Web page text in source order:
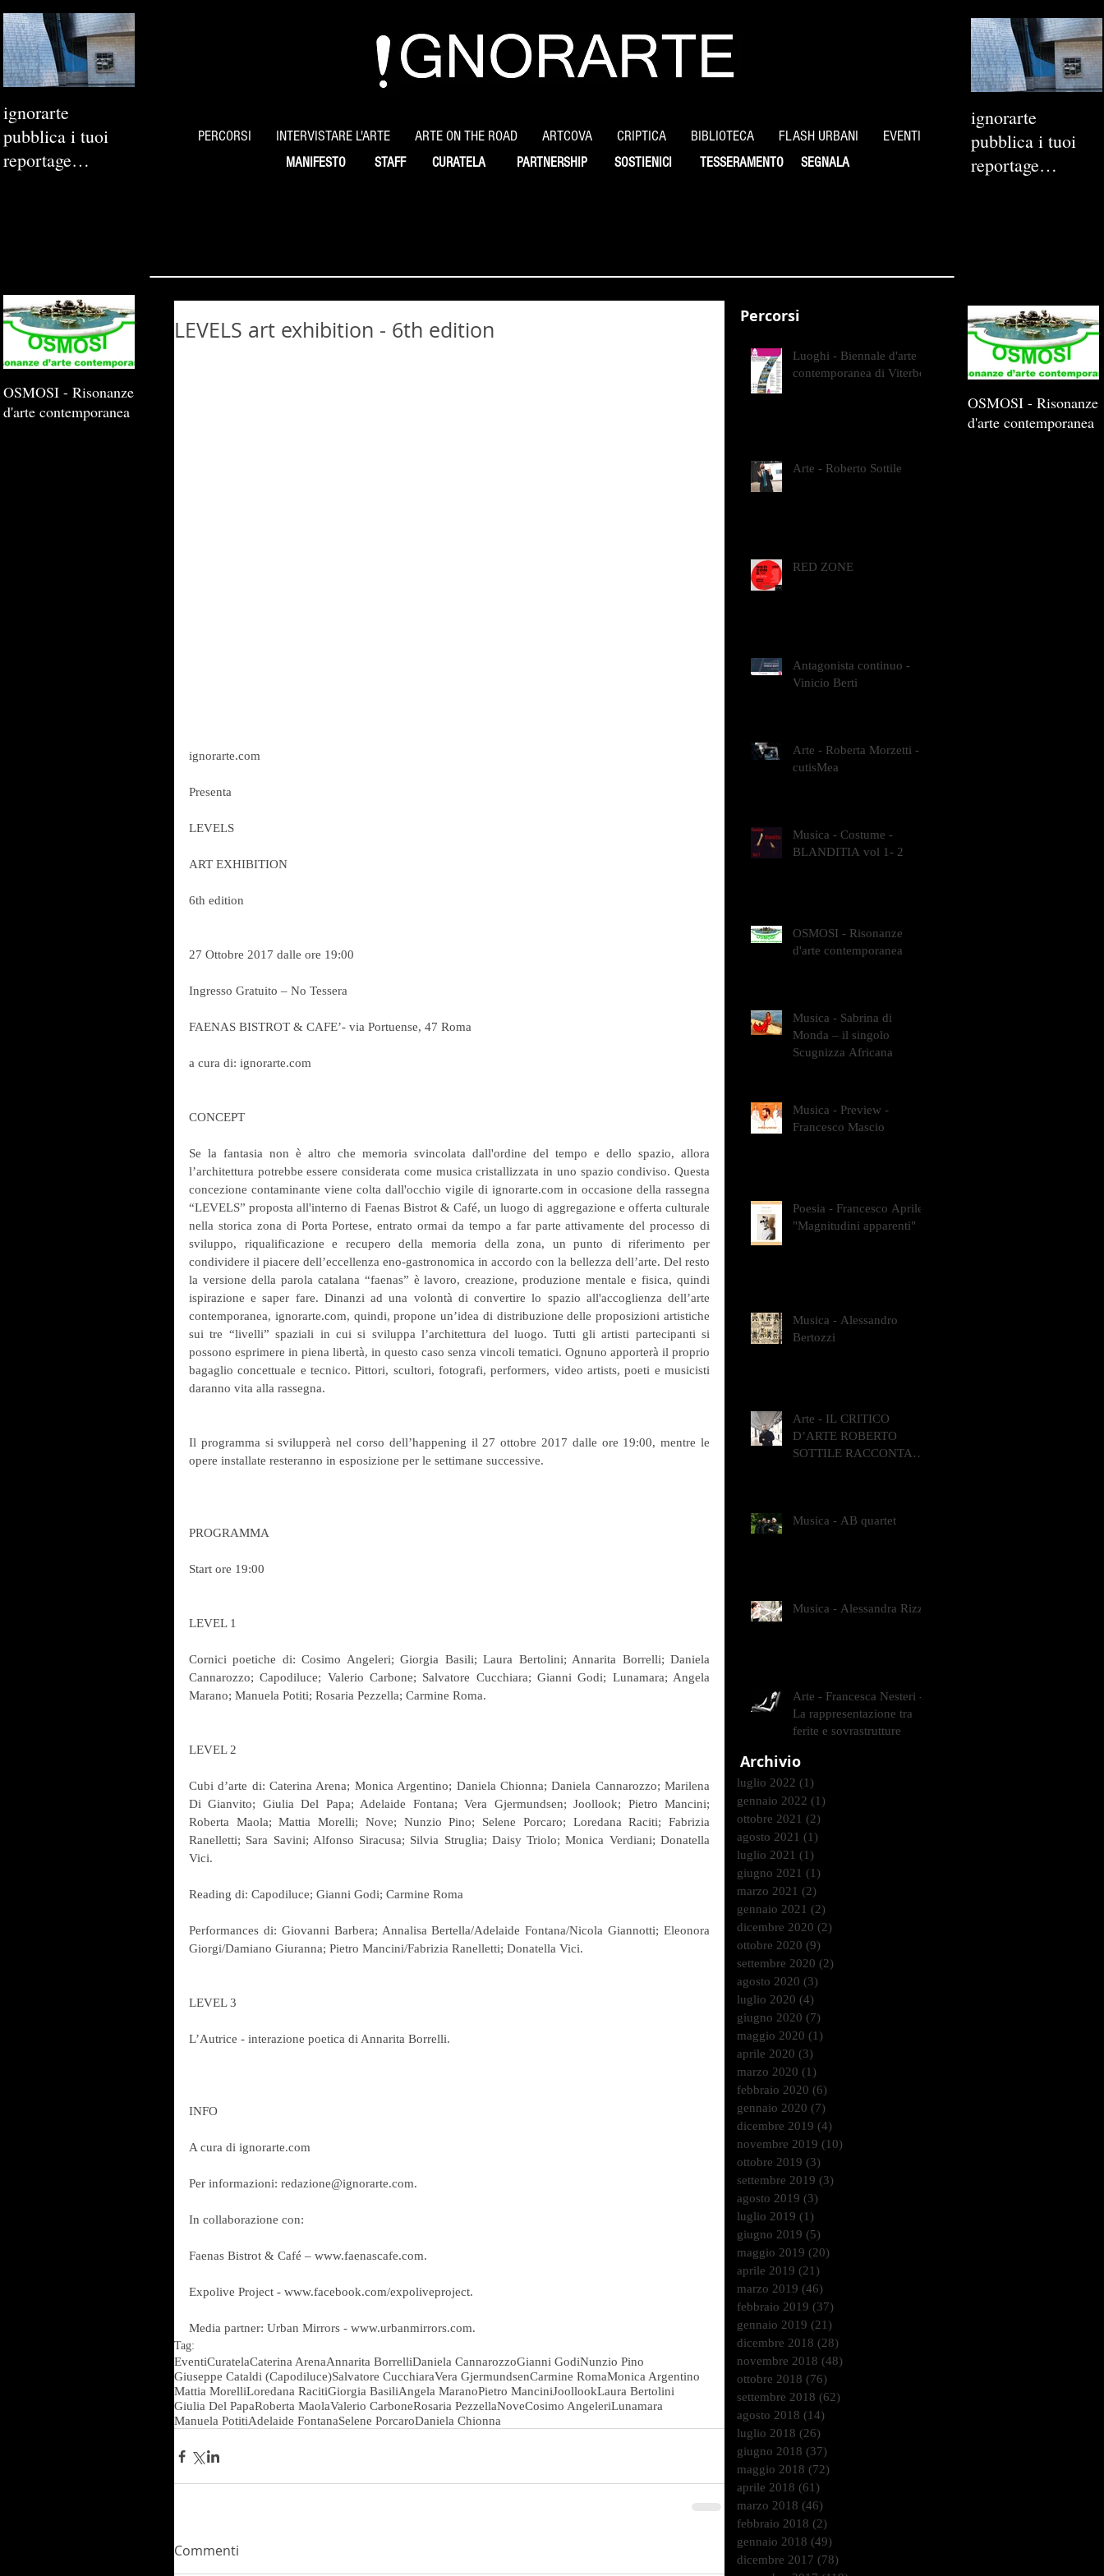
ignorarte
pubblica i tuoi
reportage
PERCORSI INTERVISTARE L'ARTE ARTE ON THE ROAD ARTCOVA CRIPTICA BIBLIOTECA FLASH URBANI EVENTI
MANIFESTO STAFF CURATELA PARTNERSHIP SOSTIENICI SEGNALA
TESSERAMENTO
ignorarte
pubblica i tuoi
reportage
LEVELS art exhibition - 6th edition
ignorarte.com
Presenta
LEVELS
ART EXHIBITION
6th edition
27 Ottobre 2017 dalle ore 19:00
Ingresso Gratuito – No Tessera
FAENAS BISTROT & CAFE’- via Portuense, 47 Roma
a cura di: ignorarte.com
CONCEPT
Se la fantasia non è altro che memoria svincolata dall'ordine del tempo e dello spazio, allora
l’architettura potrebbe essere considerata come musica cristallizzata in uno spazio condiviso. Questa
concezione contaminante viene colta dall'occhio vigile di ignorarte.com in occasione della rassegna
“LEVELS” proposta all'interno di Faenas Bistrot & Café, un luogo di aggregazione e offerta culturale
nella storica zona di Porta Portese, entrato ormai da tempo a far parte attivamente del processo di
sviluppo, riqualificazione e recupero della memoria della zona, un punto di riferimento per
condividere il piacere dell’eccellenza eno-gastronomica in accordo con la bellezza dell’arte. Del resto
la versione della parola catalana “faenas” è lavoro, creazione, produzione mentale e fisica, quindi
ispirazione e saper fare. Dinanzi ad una volontà di convertire lo spazio all'accoglienza dell’arte
contemporanea, ignorarte.com, quindi, propone un’idea di distribuzione delle proposizioni artistiche
sui tre “livelli” spaziali in cui si sviluppa l’architettura del luogo. Tutti gli artisti partecipanti si
possono esprimere in piena libertà, in questo caso senza vincoli tematici. Ognuno apporterà il proprio
bagaglio concettuale e tecnico. Pittori, scultori, fotografi, performers, video artists, poeti e musicisti
daranno vita alla rassegna.
Il programma si svilupperà nel corso dell’happening il 27 ottobre 2017 dalle ore 19:00, mentre le
opere installate resteranno in esposizione per le settimane successive.
PROGRAMMA
Start ore 19:00
LEVEL 1
Cornici poetiche di: Cosimo Angeleri; Giorgia Basili; Laura Bertolini; Annarita Borrelli; Daniela
Cannarozzo; Capodiluce; Valerio Carbone; Salvatore Cucchiara; Gianni Godi; Lunamara; Angela
Marano; Manuela Potiti; Rosaria Pezzella; Carmine Roma.
LEVEL 2
Cubi d’arte di: Caterina Arena; Monica Argentino; Daniela Chionna; Daniela Cannarozzo; Marilena
Di Gianvito; Giulia Del Papa; Adelaide Fontana; Vera Gjermundsen; Joollook; Pietro Mancini;
Roberta Maola; Mattia Morelli; Nove; Nunzio Pino; Selene Porcaro; Loredana Raciti; Fabrizia
Ranelletti; Sara Savini; Alfonso Siracusa; Silvia Struglia; Daisy Triolo; Monica Verdiani; Donatella
Vici.
Reading di: Capodiluce; Gianni Godi; Carmine Roma
Performances di: Giovanni Barbera; Annalisa Bertella/Adelaide Fontana/Nicola Giannotti; Eleonora
Giorgi/Damiano Giuranna; Pietro Mancini/Fabrizia Ranelletti; Donatella Vici.
LEVEL 3
L’Autrice - interazione poetica di Annarita Borrelli.
INFO
A cura di ignorarte.com
Per informazioni: redazione@ignorarte.com.
In collaborazione con:
Faenas Bistrot & Café – www.faenascafe.com.
Expolive Project - www.facebook.com/expoliveproject.
Media partner: Urban Mirrors - www.urbanmirrors.com.
Tag:
EventiCuratelaCaterina ArenaAnnarita BorrelliDaniela CannarozzoGianni GodiNunzio Pino
Giuseppe Cataldi (Capodiluce)Salvatore CucchiaraVera GjermundsenCarmine RomaMonica Argentino
Mattia MorelliLoredana RacitiGiorgia BasiliAngela MaranoPietro ManciniJoollookLaura Bertolini
Giulia Del PapaRoberta MaolaValerio CarboneRosaria PezzellaNoveCosimo AngeleriLunamara
Manuela PotitiAdelaide FontanaSelene PorcaroDaniela Chionna
Commenti
Percorsi
Luoghi - Biennale d'arte
contemporanea di Viterbo
Arte - Roberto Sottile
RED ZONE
Antagonista continuo -
Vinicio Berti
Arte - Roberta Morzetti -
cutisMea
Musica - Costume -
BLANDITIA vol 1- 2
OSMOSI - Risonanze
d'arte contemporanea
Musica - Sabrina di
Monda – il singolo
Scugnizza Africana
Musica - Preview -
Francesco Mascio
Poesia - Francesco Aprile -
"Magnitudini apparenti"
Musica - Alessandro
Bertozzi
Arte - IL CRITICO
D’ARTE ROBERTO
SOTTILE RACCONTA
Musica - AB quartet
Musica - Alessandra Rizzo
Arte - Francesca Nesteri -
La rappresentazione tra
ferite e sovrastrutture
Archivio
luglio 2022 (1)
gennaio 2022 (1)
ottobre 2021 (2)
agosto 2021 (1)
luglio 2021 (1)
giugno 2021 (1)
marzo 2021 (2)
gennaio 2021 (2)
dicembre 2020 (2)
ottobre 2020 (9)
settembre 2020 (2)
agosto 2020 (3)
luglio 2020 (4)
giugno 2020 (7)
maggio 2020 (1)
aprile 2020 (3)
marzo 2020 (1)
febbraio 2020 (6)
gennaio 2020 (7)
dicembre 2019 (4)
novembre 2019 (10)
ottobre 2019 (3)
settembre 2019 (3)
agosto 2019 (3)
luglio 2019 (1)
giugno 2019 (5)
maggio 2019 (20)
aprile 2019 (21)
marzo 2019 (46)
febbraio 2019 (37)
gennaio 2019 (21)
dicembre 2018 (28)
novembre 2018 (48)
ottobre 2018 (76)
settembre 2018 (62)
agosto 2018 (14)
luglio 2018 (26)
giugno 2018 (37)
maggio 2018 (72)
aprile 2018 (61)
marzo 2018 (46)
febbraio 2018 (2)
gennaio 2018 (49)
dicembre 2017 (78)
OSMOSI - Risonanze
d'arte contemporanea
OSMOSI - Risonanze
d'arte contemporanea